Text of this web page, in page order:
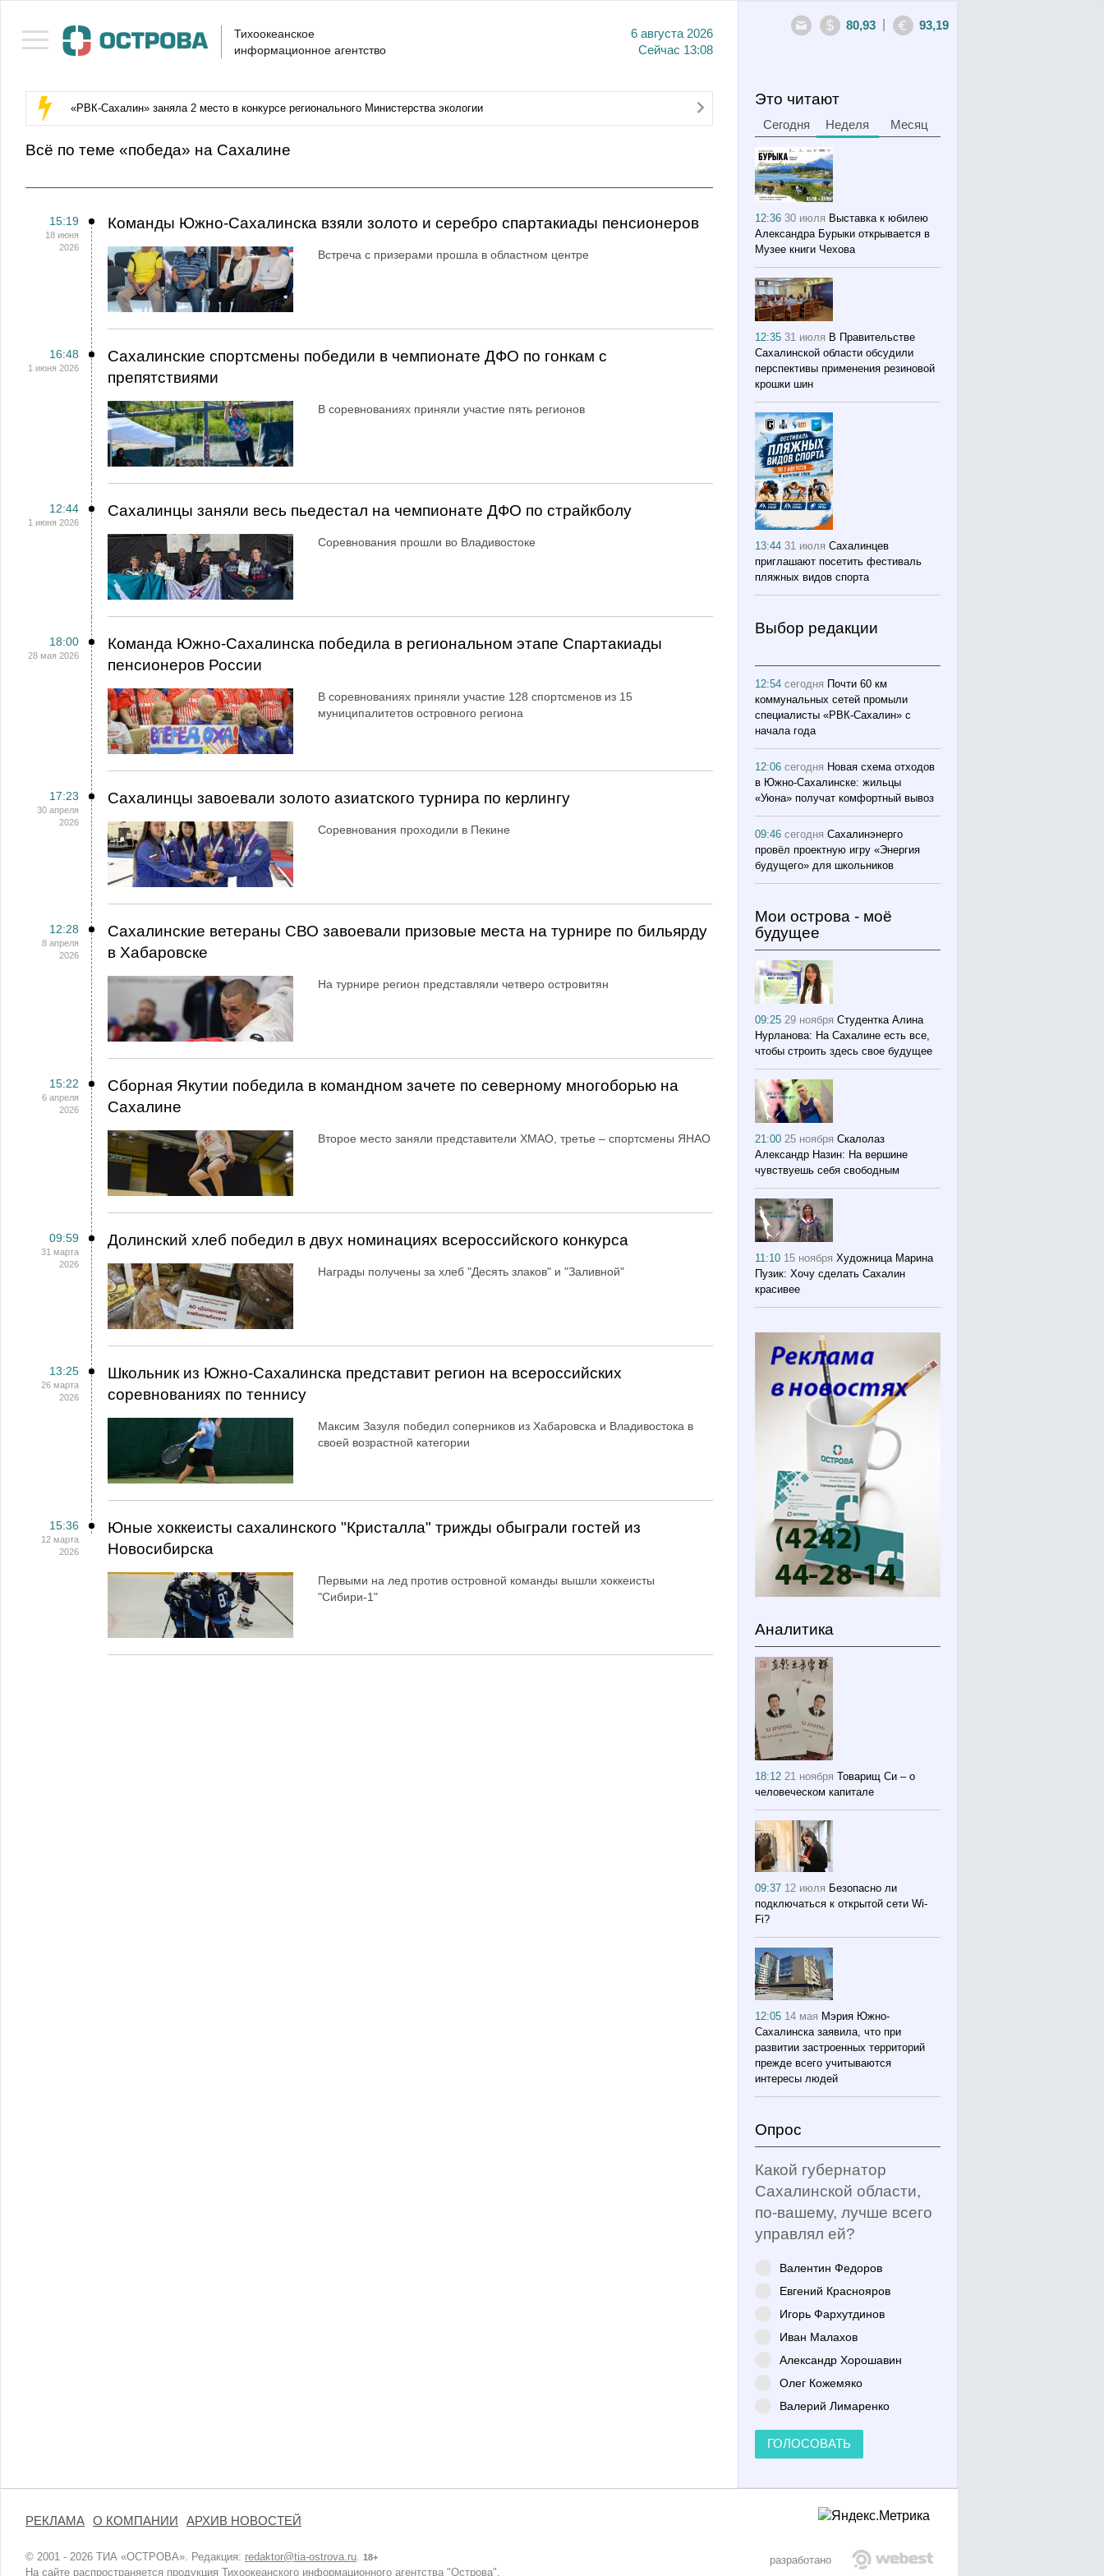
Тихоокеанское
информационное агентство
6 августа 2026
Сейчас 13:08
80,93 93,19
«РВК‑Сахалин» заняла 2 место в конкурсе регионального Министерства экологии
Всё по теме «победа» на Сахалине
15:19
18 июня
2026
Команды Южно-Сахалинска взяли золото и серебро спартакиады пенсионеров
Встреча с призерами прошла в областном центре
16:48
1 июня 2026
Сахалинские спортсмены победили в чемпионате ДФО по гонкам с
препятствиями
В соревнованиях приняли участие пять регионов
12:44
1 июня 2026
Сахалинцы заняли весь пьедестал на чемпионате ДФО по страйкболу
Соревнования прошли во Владивостоке
18:00
28 мая 2026
Команда Южно-Сахалинска победила в региональном этапе Спартакиады
пенсионеров России
В соревнованиях приняли участие 128 спортсменов из 15
муниципалитетов островного региона
17:23
30 апреля
2026
Сахалинцы завоевали золото азиатского турнира по керлингу
Соревнования проходили в Пекине
12:28
8 апреля
2026
Сахалинские ветераны СВО завоевали призовые места на турнире по бильярду
в Хабаровске
На турнире регион представляли четверо островитян
15:22
6 апреля
2026
Сборная Якутии победила в командном зачете по северному многоборью на
Сахалине
Второе место заняли представители ХМАО, третье – спортсмены ЯНАО
09:59
31 марта
2026
Долинский хлеб победил в двух номинациях всероссийского конкурса
Награды получены за хлеб "Десять злаков" и "Заливной"
13:25
26 марта
2026
Школьник из Южно-Сахалинска представит регион на всероссийских
соревнованиях по теннису
Максим Зазуля победил соперников из Хабаровска и Владивостока в
своей возрастной категории
15:36
12 марта
2026
Юные хоккеисты сахалинского "Кристалла" трижды обыграли гостей из
Новосибирска
Первыми на лед против островной команды вышли хоккеисты
"Сибири-1"
Это читают
Сегодня Неделя Месяц
12:3630 июля Выставка к юбилею
Александра Бурыки открывается в
Музее книги Чехова
12:3531 июля В Правительстве
Сахалинской области обсудили
перспективы применения резиновой
крошки шин
13:4431 июля Сахалинцев
приглашают посетить фестиваль
пляжных видов спорта
Выбор редакции
12:54сегодня Почти 60 км
коммунальных сетей промыли
специалисты «РВК‑Сахалин» с
начала года
12:06сегодня Новая схема отходов
в Южно-Сахалинске: жильцы
«Уюна» получат комфортный вывоз
09:46сегодня Сахалинэнерго
провёл проектную игру «Энергия
будущего» для школьников
Мои острова - моё
будущее
09:25 29 ноября Студентка Алина
Нурланова: На Сахалине есть все,
чтобы строить здесь свое будущее
21:0025 ноября Скалолаз
Александр Назин: На вершине
чувствуешь себя свободным
11:10 15 ноября Художница Марина
Пузик: Хочу сделать Сахалин
красивее
Аналитика
18:1221 ноября Товарищ Си – о
человеческом капитале
09:37 12 июля Безопасно ли
подключаться к открытой сети Wi-
Fi?
12:05 14 мая Мэрия Южно-
Сахалинска заявила, что при
развитии застроенных территорий
прежде всего учитываются
интересы людей
Опрос
Какой губернатор
Сахалинской области,
по-вашему, лучше всего
управлял ей?
Валентин Федоров
Евгений Краснояров
Игорь Фархутдинов
Иван Малахов
Александр Хорошавин
Олег Кожемяко
Валерий Лимаренко
ГОЛОСОВАТЬ
РЕКЛАМА О КОМПАНИИ АРХИВ НОВОСТЕЙ
© 2001 - 2026 ТИА «ОСТРОВА». Редакция: redaktor@tia-ostrova.ru 18+
На сайте распространяется продукция Тихоокеанского информационного агентства "Острова".
разработано